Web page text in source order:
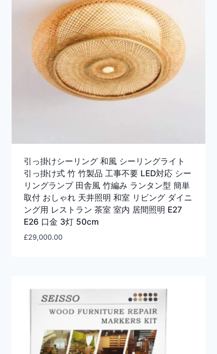
引っ掛けシーリング 和風 シーリングライト
引っ掛け式 竹 竹製品 工事不要 LED対応 シー
リングランプ 田舎風 竹編み ランタン型 簡単
取付 おしゃれ 天井照明 和室 リビング ダイニ
ング用 レストラン 茶室 室内 居間照明 E27
E26 口金 3灯 50cm
£29,000.00